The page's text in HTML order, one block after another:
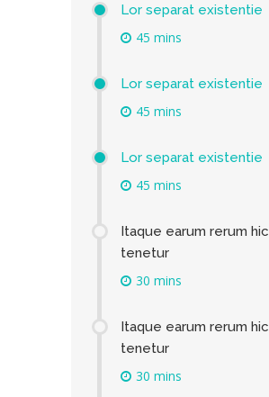
Lor separat existentie
45 mins
Lor separat existentie
45 mins
Lor separat existentie
45 mins
Itaque earum rerum hic
tenetur
30 mins
Itaque earum rerum hic
tenetur
30 mins